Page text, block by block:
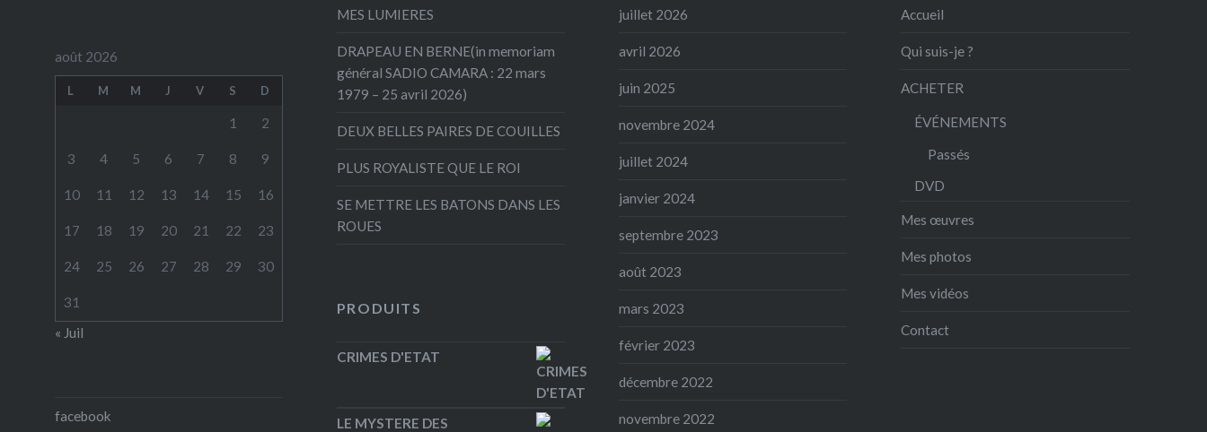
MES LUMIERES
DRAPEAU EN BERNE(in memoriam
général SADIO CAMARA : 22 mars
1979 – 25 avril 2026)
DEUX BELLES PAIRES DE COUILLES
PLUS ROYALISTE QUE LE ROI
SE METTRE LES BATONS DANS LES
ROUES
juillet 2026
avril 2026
juin 2025
novembre 2024
juillet 2024
janvier 2024
septembre 2023
août 2023
mars 2023
février 2023
décembre 2022
novembre 2022
Accueil
Qui suis-je ?
ACHETER
ÉVÉNEMENTS
Passés
DVD
Mes œuvres
Mes photos
Mes vidéos
Contact
août 2026
L M M J V S D
1 2
3 4 5 6 7 8 9
10 11 12 13 14 15 16
17 18 19 20 21 22 23
24 25 26 27 28 29 30
31
« Juil
PRODUITS
CRIMES D'ETAT
LE MYSTERE DES
facebook